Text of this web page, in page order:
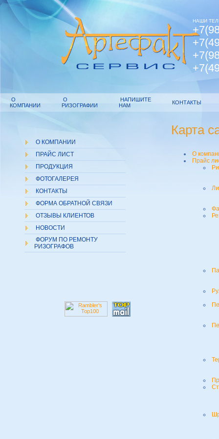
НАШИ
О
КОМПАНИИ
О
РИЗОГРАФИИ
НАПИШИТЕ
НАМ
КОНТАКТЫ
О КОМПАНИИ
ПРАЙС ЛИСТ
ПРОДУКЦИЯ
ФОТОГАЛЕРЕЯ
КОНТАКТЫ
ФОРМА ОБРАТНОЙ СВЯЗИ
ОТЗЫВЫ КЛИЕНТОВ
НОВОСТИ
ФОРУМ ПО РЕМОНТУ
РИЗОГРАФОВ
Карта
О
Прайс